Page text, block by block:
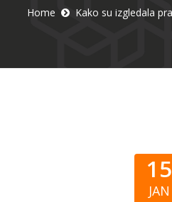
Home Kako su izgledala
15
JAN